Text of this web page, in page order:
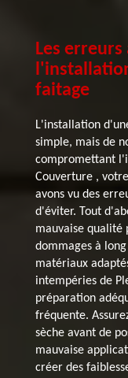
Les
faitage
L'installation
simple, mais de
compromettant
Couverture ,
avons vu des
d'éviter. Tout
mauvaise qualité
dommages à
matériaux
intempéries de
préparation
fréquente.
sèche avant de
mauvaise
créer des